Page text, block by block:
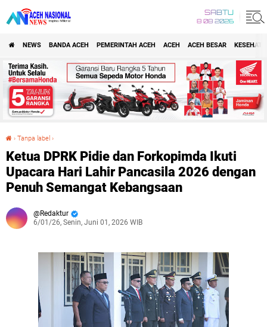
SABTU
8 08 2026
NEWS BANDA ACEH PEMERINTAH ACEH ACEH ACEH BESAR
› Tanpa label ›
Ketua DPRK Pidie dan Forkopimda Ikuti
Upacara Hari Lahir Pancasila 2026 dengan
Penuh Semangat Kebangsaan
Redaktur
6/01/26, Senin, Juni 01, 2026 WIB